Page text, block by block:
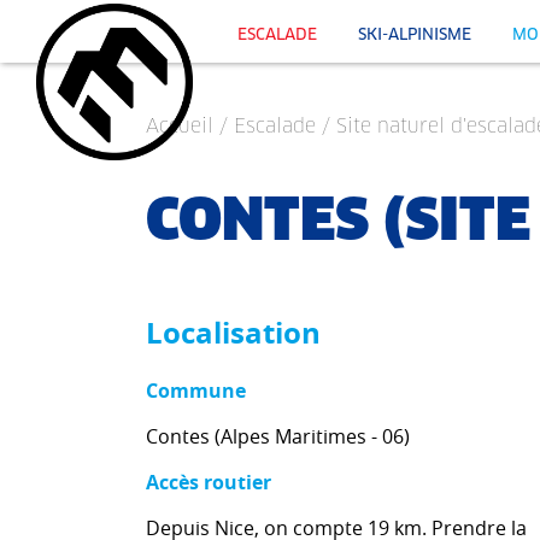
ESCALADE SKI-ALPINISME
Accueil / Escalade / Site naturel
CONTES
Localisation
Commune
Contes (Alpes Maritimes - 06)
Accès routier
Depuis Nice, on compte 19 km. Prendre la